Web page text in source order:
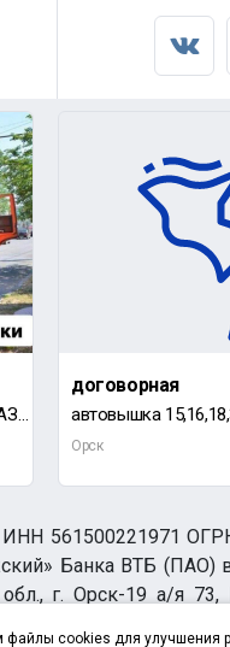
Вывоз строительного бытового мусора КАМАЗ с грузчиками Выезд в день заказа Быстрый расчёт стоимо
договорная
Орск
561500221971
Банка ВТБ
г. Орск-19 а/я
обработку
файлы cookies для улучшения